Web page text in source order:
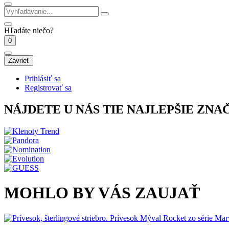
Hľadáte niečo?
0
Zavrieť
Prihlásiť sa
Registrovať sa
NÁJDETE U NÁS TIE NAJLEPŠIE
MOHLO BY VÁS ZAUJAŤ